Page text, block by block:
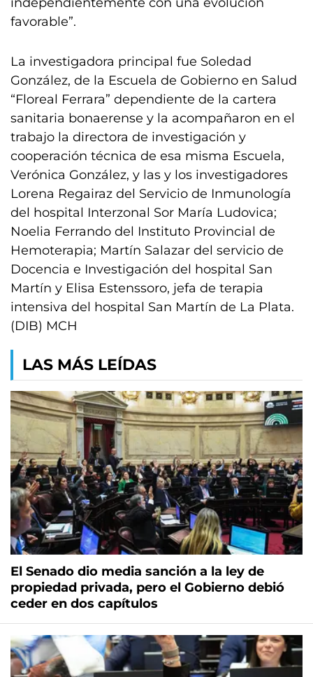
favorable”.
La investigadora principal fue Soledad
González, de la Escuela de Gobierno en Salud
“Floreal Ferrara” dependiente de la cartera
sanitaria bonaerense y la acompañaron en el
trabajo la directora de investigación y
cooperación técnica de esa misma Escuela,
Verónica González, y las y los investigadores
Lorena Regairaz del Servicio de Inmunología
del hospital Interzonal Sor María Ludovica;
Noelia Ferrando del Instituto Provincial de
Hemoterapia; Martín Salazar del servicio de
Docencia e Investigación del hospital San
Martín y Elisa Estenssoro, jefa de terapia
intensiva del hospital San Martín de La Plata.
(DIB) MCH
LAS MÁS LEÍDAS
El Senado dio media sanción a la ley de
propiedad privada, pero el Gobierno debió
ceder en dos capítulos